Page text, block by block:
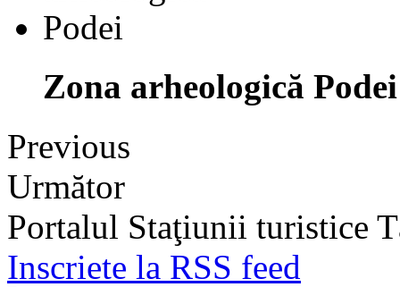
Zona arheologică Podei
Previous
Următor
Portalul Staţiunii turistice
Inscriete la RSS feed